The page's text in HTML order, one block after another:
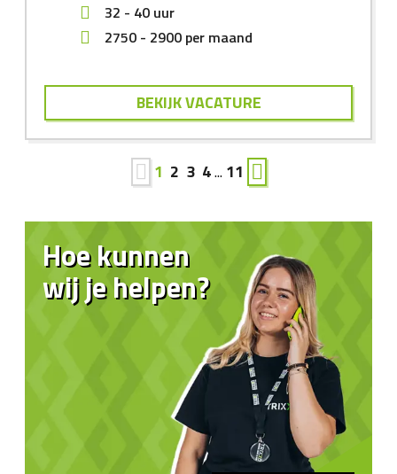
32 - 40 uur
2750 - 2900 per maand
BEKIJK VACATURE
1 2 3 4... 11
Hoe kunnen
wij je helpen?